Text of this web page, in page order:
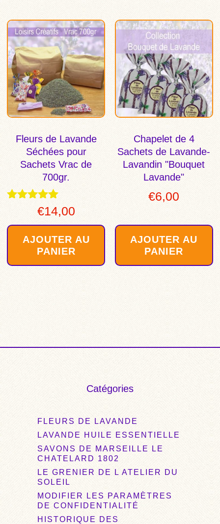
Fleurs de Lavande
Séchées pour
Sachets Vrac de
700gr.
Note
4.91
sur 5
€14,00
AJOUTER AU
PANIER
Chapelet de 4
Sachets de Lavande-
Lavandin "Bouquet
Lavande"
€6,00
AJOUTER AU
PANIER
Catégories
FLEURS DE LAVANDE
LAVANDE HUILE ESSENTIELLE
SAVONS DE MARSEILLE LE
CHATELARD 1802
LE GRENIER DE L ATELIER DU
SOLEIL
MODIFIER LES PARAMÈTRES
DE CONFIDENTIALITÉ
HISTORIQUE DES